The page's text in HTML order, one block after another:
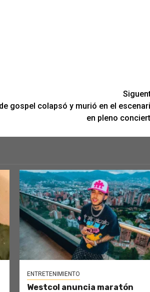
gospel colapsó y murió en el
en pleno
ENTRETENIMIENTO
Westcol anuncia maratón